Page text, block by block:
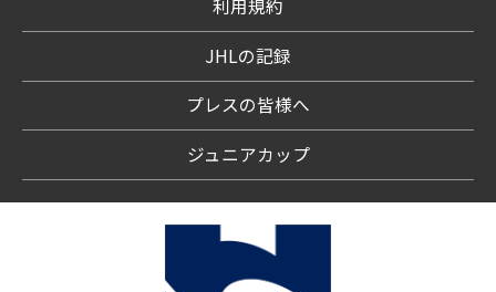
利用規約
JHLの記録
プレスの皆様へ
ジュニアカップ